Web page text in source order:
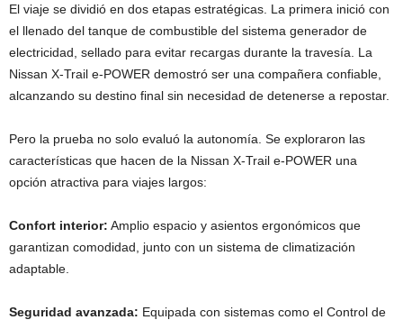
El viaje se dividió en dos etapas estratégicas. La primera inició con
el llenado del tanque de combustible del sistema generador de
electricidad, sellado para evitar recargas durante la travesía. La
Nissan X-Trail e-POWER demostró ser una compañera confiable,
alcanzando su destino final sin necesidad de detenerse a repostar.
Pero la prueba no solo evaluó la autonomía. Se exploraron las
características que hacen de la Nissan X-Trail e-POWER una
opción atractiva para viajes largos:
Confort interior: Amplio espacio y asientos ergonómicos que
garantizan comodidad, junto con un sistema de climatización
adaptable.
Seguridad avanzada: Equipada con sistemas como el Control de